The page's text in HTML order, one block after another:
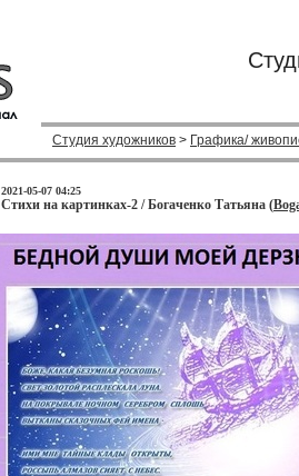
Студия художников > Графика/
2021-05-07 04:25
Стихи на картинках-2 / Богаченко Татьяна (